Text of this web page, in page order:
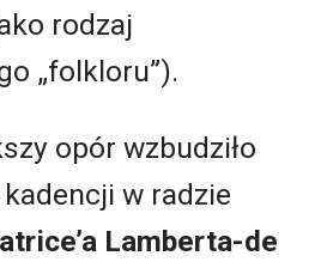
rodzaj
„folkloru”).
opór wzbudziło
kadencji w radzie
Lamberta-de